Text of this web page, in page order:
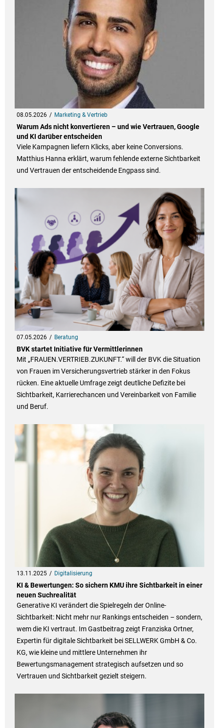
08.05.2026 Marketing & Vertrieb
Warum Ads nicht konvertieren – und wie Vertrauen, Google
und KI darüber entscheiden
Viele Kampagnen liefern Klicks, aber keine Conversions.
Matthius Hanna erklärt, warum fehlende externe Sichtbarkeit
und Vertrauen der entscheidende Engpass sind.
07.05.2026 Beratung
BVK startet Initiative für Vermittlerinnen
Mit „FRAUEN.VERTRIEB.ZUKUNFT.“ will der BVK die Situation
von Frauen im Versicherungsvertrieb stärker in den Fokus
rücken. Eine aktuelle Umfrage zeigt deutliche Defizite bei
Sichtbarkeit, Karrierechancen und Vereinbarkeit von Familie
und Beruf.
13.11.2025 Digitalisierung
KI & Bewertungen: So sichern KMU ihre Sichtbarkeit in einer
neuen Suchrealität
Generative KI verändert die Spielregeln der Online-
Sichtbarkeit: Nicht mehr nur Rankings entscheiden – sondern,
wem die KI vertraut. Im Gastbeitrag zeigt Franziska Ortner,
Expertin für digitale Sichtbarkeit bei SELLWERK GmbH & Co.
KG, wie kleine und mittlere Unternehmen ihr
Bewertungsmanagement strategisch aufsetzen und so
Vertrauen und Sichtbarkeit gezielt steigern.